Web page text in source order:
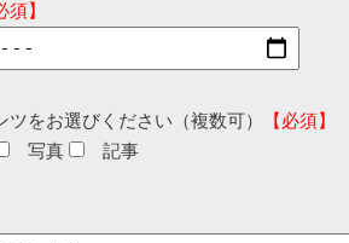
須】
ツをお選びください（複数可）
【必須】
写真 記事